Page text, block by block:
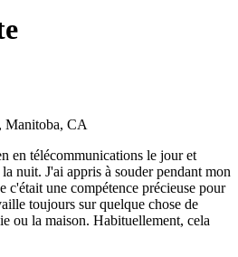
Manitoba, CA
en télécommunications le jour et
nuit. J'ai appris à souder pendant mon
c'était une compétence précieuse pour
toujours sur quelque chose de
ou la maison. Habituellement, cela